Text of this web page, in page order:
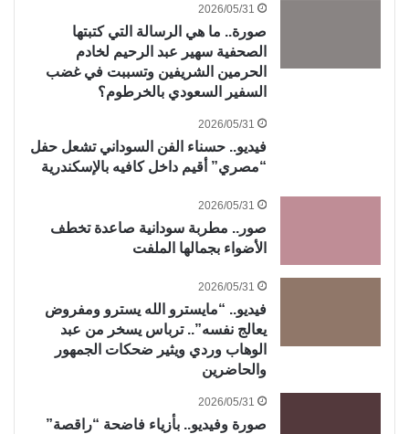
2026/05/31
صورة.. ما هي الرسالة التي كتبتها
الصحفية سهير عبد الرحيم لخادم
الحرمين الشريفين وتسببت في غضب
السفير السعودي بالخرطوم؟
2026/05/31
فيديو.. حسناء الفن السوداني تشعل حفل
“مصري” أقيم داخل كافيه بالإسكندرية
2026/05/31
صور.. مطربة سودانية صاعدة تخطف
الأضواء بجمالها الملفت
2026/05/31
فيديو.. “مايسترو الله يسترو ومفروض
يعالج نفسه”.. ترباس يسخر من عبد
الوهاب وردي ويثير ضحكات الجمهور
والحاضرين
2026/05/31
صورة وفيديو.. بأزياء فاضحة “راقصة”